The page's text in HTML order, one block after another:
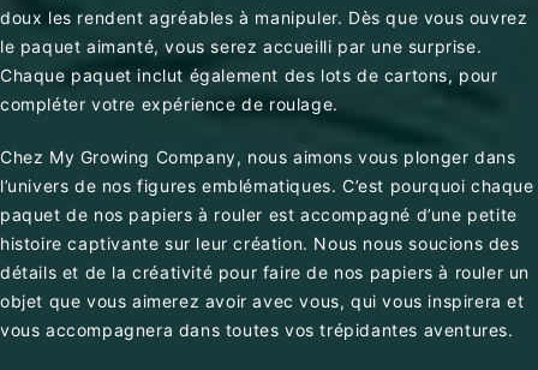
doux les rendent agréables à manipuler. Dès que vous ouvrez
le paquet aimanté, vous serez accueilli par une surprise.
Chaque paquet inclut également des lots de cartons, pour
compléter votre expérience de roulage.
Chez My Growing Company, nous aimons vous plonger dans
l’univers de nos figures emblématiques. C’est pourquoi chaque
paquet de nos papiers à rouler est accompagné d’une petite
histoire captivante sur leur création. Nous nous soucions des
détails et de la créativité pour faire de nos papiers à rouler un
objet que vous aimerez avoir avec vous, qui vous inspirera et
vous accompagnera dans toutes vos trépidantes aventures.